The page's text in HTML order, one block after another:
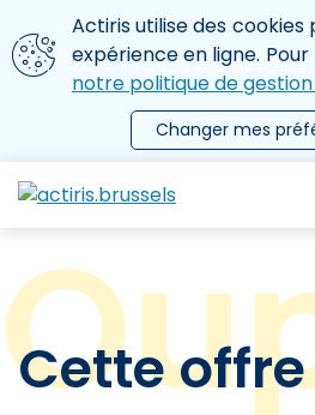
Aller au contenu principal
Nous utilisons des cookies
Actiris utilise des
expérience en ligne.
notre politique de
Changer mes
le menu
Cette